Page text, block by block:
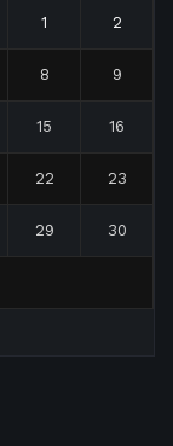
1 2
8 9
15 16
22 23
29 30